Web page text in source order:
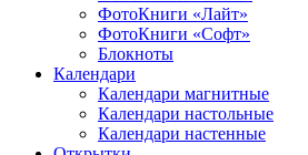
ФотоКниги «Лайт»
ФотоКниги «Софт»
Блокноты
Календари
Календари магнитные
Календари настольные
Календари настенные